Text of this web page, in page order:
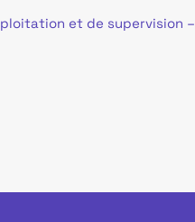
et de supervision –